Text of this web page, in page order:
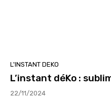
L'INSTANT DEKO
L’instant déKo :
22/11/2024